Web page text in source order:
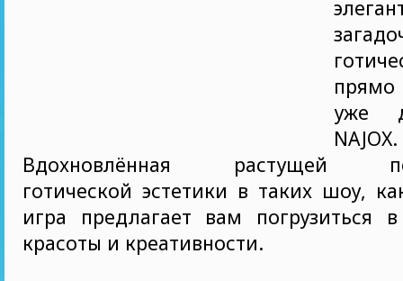
прямо
уже
NAJOX.
Вдохновлённая растущей
готической эстетики в таких шоу,
игра предлагает вам погрузиться
красоты и креативности.